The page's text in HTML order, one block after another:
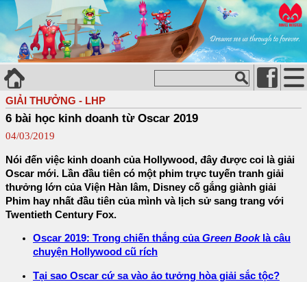
GIẢI THƯỞNG - LHP
6 bài học kinh doanh từ Oscar 2019
04/03/2019
Nói đến việc kinh doanh của Hollywood, đây được coi là giải
Oscar mới. Lần đầu tiên có một phim trực tuyến tranh giải
thưởng lớn của Viện Hàn lâm, Disney cố gắng giành giải
Phim hay nhất đầu tiên của mình và lịch sử sang trang với
Twentieth Century Fox.
Oscar 2019: Trong chiến thắng củaGreen Booklà câu
chuyện Hollywood cũ rích
Tại sao Oscar cứ sa vào ảo tưởng hòa giải sắc tộc?